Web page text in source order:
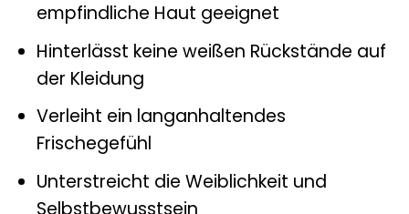
empfindliche Haut geeignet
Hinterlässt keine weißen Rückstände auf
der Kleidung
Verleiht ein langanhaltendes
Frischegefühl
Unterstreicht die Weiblichkeit und
Selbstbewusstsein